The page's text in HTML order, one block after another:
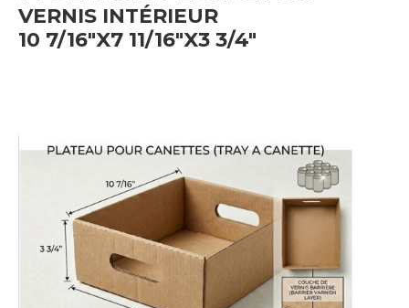
VERNIS INTÉRIEUR
10 7/16"X7 11/16"X3 3/4"